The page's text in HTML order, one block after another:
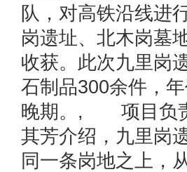
队，对高铁沿线进
岗遗址、北木岗墓
收获。此次九里岗
石制品300余件，
晚期。, 项目负责
其芳介绍，九里岗
同一条岗地之上，